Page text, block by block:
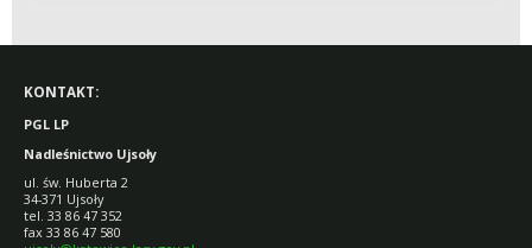
KONTAKT:
PGL LP
Nadleśnictwo Ujsoły
ul. św. Huberta 2
34-371 Ujsoły
tel. 33 86 47 352
fax 33 86 47 580